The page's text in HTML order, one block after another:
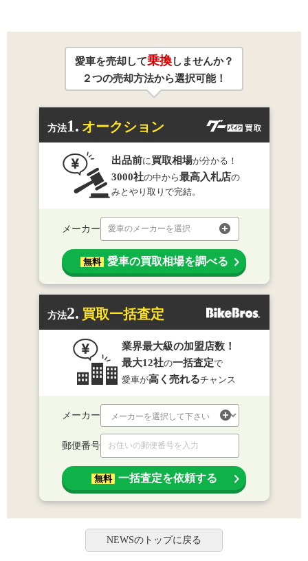
愛車を売却して乗換しませんか？
２つの売却方法から選択可能！
方法1. オークション
出品前に買取相場が分かる！
3000社の中から最高入札店の
みとやり取りで完結。
メーカー 愛車のメーカーを選択
無料 愛車の買取相場を調べる
方法2. 買取一括査定
業界最大級の加盟店数！
最大12社の一括査定で
愛車が高く売れるチャンス
メーカー
郵便番号
無料 一括査定を依頼する
NEWSのトップに戻る